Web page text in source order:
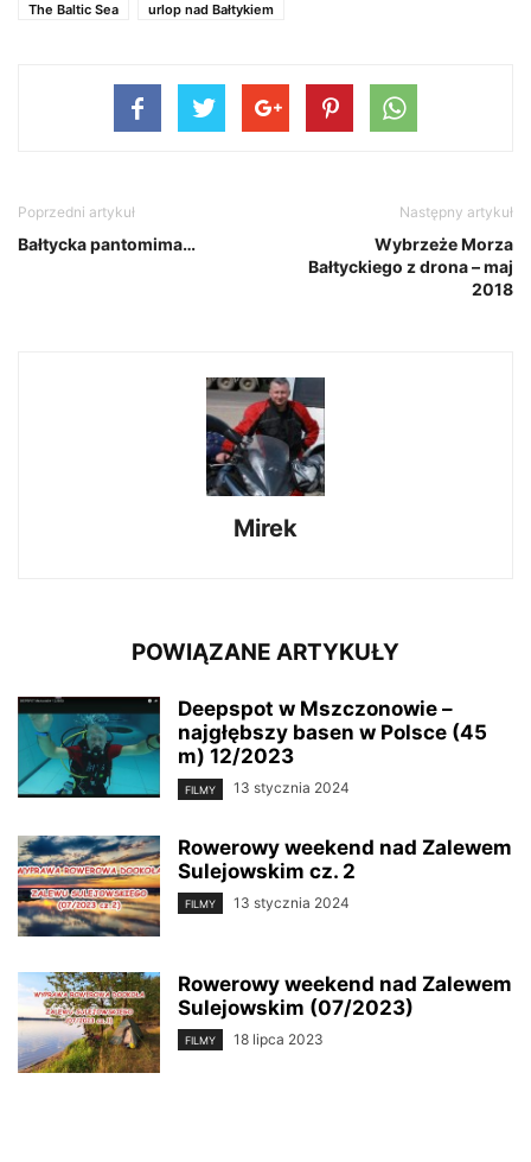
The Baltic Sea
urlop nad Bałtykiem
Poprzedni artykuł
Bałtycka pantomima…
Następny artykuł
Wybrzeże Morza
Bałtyckiego z drona – maj
2018
Mirek
POWIĄZANE ARTYKUŁY
Deepspot w Mszczonowie –
najgłębszy basen w Polsce (45
m) 12/2023
FILMY 13 stycznia 2024
Rowerowy weekend nad Zalewem
Sulejowskim cz. 2
FILMY 13 stycznia 2024
Rowerowy weekend nad Zalewem
Sulejowskim (07/2023)
FILMY 18 lipca 2023